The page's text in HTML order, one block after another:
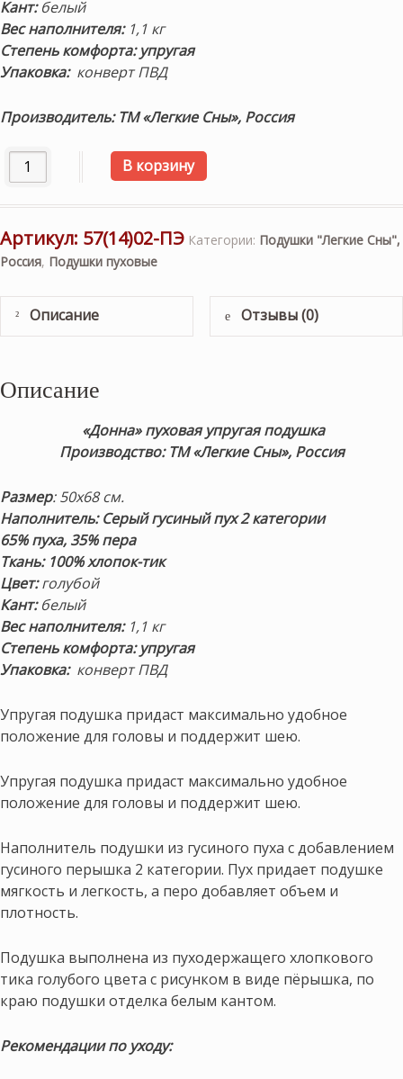
Кант:белый
Вес наполнителя:1,1 кг
Степень комфорта: упругая
Упаковка:конверт ПВД
Производитель: ТМ «Легкие Сны», Россия
Количество товара Подушка пуховая упругая «Донна»
В корзину
Артикул: 57(14)02-ПЭ Категории: Подушки "Легкие Сны",
Россия, Подушки пуховые
Описание Отзывы (0)
Описание
«Донна» пуховая упругая подушка
Производство: ТМ «Легкие Сны», Россия
Размер: 50х68 см.
Наполнитель: Серый гусиный пух 2 категории
65% пуха, 35% пера
Ткань: 100% хлопок-тик
Цвет:голубой
Кант:белый
Вес наполнителя:1,1 кг
Степень комфорта: упругая
Упаковка:конверт ПВД
Упругая подушка придаст максимально удобное
положение для головы и поддержит шею.
Упругая подушка придаст максимально удобное
положение для головы и поддержит шею.
Наполнитель подушки из гусиного пуха с добавлением
гусиного перышка 2 категории. Пух придает подушке
мягкость и легкость, а перо добавляет объем и
плотность.
Подушка выполнена из пуходержащего хлопкового
тика голубого цвета с рисунком в виде пёрышка, по
краю подушки отделка белым кантом.
Рекомендации по уходу: